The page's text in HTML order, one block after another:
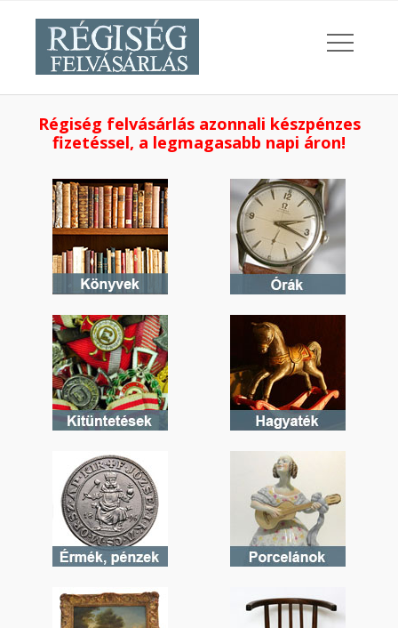
Régiség felvásárlás azonnali készpénzes
fizetéssel, a legmagasabb napi áron!